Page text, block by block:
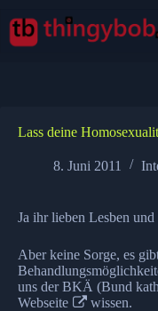
Inhalt
springen
Lass deine
8. Juni 2011
Ja ihr lieben Lesben
Aber keine Sorge, es
uns der BKÄ (Bund
Webseite
wissen.